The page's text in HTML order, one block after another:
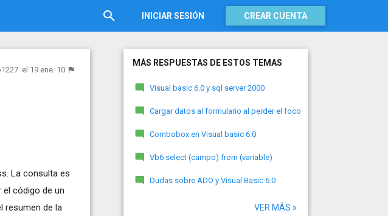
INICIAR SESIÓN CREAR CUENTA
el 19 ene. 10
La consulta es
código de un
resumen de la
MÁS RESPUESTAS DE ESTOS TEMAS
Visual basic 6.0 y sql server 2000
Cargar datos al formulario al perder el foco
Combobox en Visual basic 6.0
Vb6 select (campo) from (variable)
Dudas sobre ADO y Visual Basic 6.0
VER MÁS »